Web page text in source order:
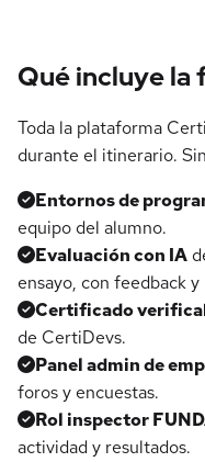
Qué incluye la
Toda la plataforma
durante el itinerario.
Entornos de
equipo del alumno.
Evaluación con IA
ensayo, con feedback y
Certificado
de CertiDevs.
Panel admin de
foros y encuestas.
Rol inspector
actividad y resultados.